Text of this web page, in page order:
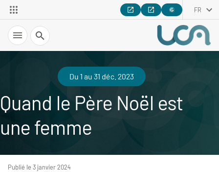
FR
Recherche
Du 1 au 31 déc. 2023
Quand le Père Noël est
une femme
Publié le 3 janvier 2024